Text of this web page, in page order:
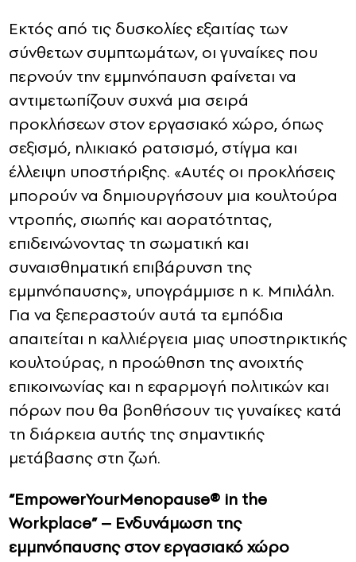
Εκτός από τις δυσκολίες εξαιτίας των
σύνθετων συμπτωμάτων, οι γυναίκες που
περνούν την εμμηνόπαυση φαίνεται να
αντιμετωπίζουν συχνά μια σειρά
προκλήσεων στον εργασιακό χώρο, όπως
σεξισμό, ηλικιακό ρατσισμό, στίγμα και
έλλειψη υποστήριξης. «Αυτές οι προκλήσεις
μπορούν να δημιουργήσουν μια κουλτούρα
ντροπής, σιωπής και αορατότητας,
επιδεινώνοντας τη σωματική και
συναισθηματική επιβάρυνση της
εμμηνόπαυσης», υπογράμμισε η κ. Μπιλάλη.
Για να ξεπεραστούν αυτά τα εμπόδια
απαιτείται η καλλιέργεια μιας υποστηρικτικής
κουλτούρας, η προώθηση της ανοιχτής
επικοινωνίας και η εφαρμογή πολιτικών και
πόρων που θα βοηθήσουν τις γυναίκες κατά
τη διάρκεια αυτής της σημαντικής
μετάβασης στη ζωή.
“EmpowerYourMenopause® in the
Workplace” – Ενδυνάμωση της
εμμηνόπαυσης στον εργασιακό χώρο